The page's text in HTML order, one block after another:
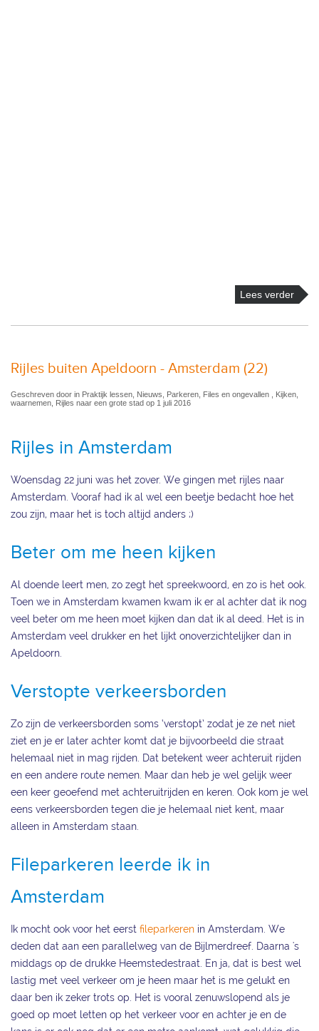
Lees verder
Rijles buiten Apeldoorn - Amsterdam (22)
Geschreven door in Praktijk lessen, Nieuws, Parkeren, Files en ongevallen , Kijken,
waarnemen, Rijles naar een grote stad op 1 juli 2016
Rijles in Amsterdam
Woensdag 22 juni was het zover. We gingen met rijles naar
Amsterdam. Vooraf had ik al wel een beetje bedacht hoe het
zou zijn, maar het is toch altijd anders ;)
Beter om me heen kijken
Al doende leert men, zo zegt het spreekwoord, en zo is het ook.
Toen we in Amsterdam kwamen kwam ik er al achter dat ik nog
veel beter om me heen moet kijken dan dat ik al deed. Het is in
Amsterdam veel drukker en het lijkt onoverzichtelijker dan in
Apeldoorn.
Verstopte verkeersborden
Zo zijn de verkeersborden soms ‘verstopt’ zodat je ze net niet
ziet en je er later achter komt dat je bijvoorbeeld die straat
helemaal niet in mag rijden. Dat betekent weer achteruit rijden
en een andere route nemen. Maar dan heb je wel gelijk weer
een keer geoefend met achteruitrijden en keren. Ook kom je wel
eens verkeersborden tegen die je helemaal niet kent, maar
alleen in Amsterdam staan.
Fileparkeren leerde ik in
Amsterdam
Ik mocht ook voor het eerst fileparkeren in Amsterdam. We
deden dat aan een parallelweg van de Bijlmerdreef. Daarna 's
middags op de drukke Heemstedestraat. En ja, dat is best wel
lastig met veel verkeer om je heen maar het is me gelukt en
daar ben ik zeker trots op. Het is vooral zenuwslopend als je
goed op moet letten op het verkeer voor en achter je en de